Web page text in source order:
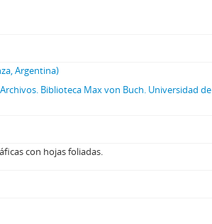
Argentina)
Biblioteca Max von Buch. Universidad de
con hojas foliadas.